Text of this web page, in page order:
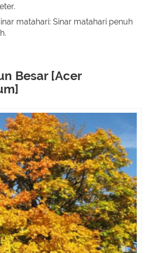
matahari: Sinar matahari penuh
Besar [Acer